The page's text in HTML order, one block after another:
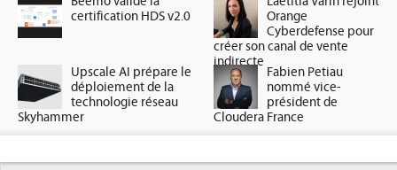
certification HDS v2.0
Orange
Cyberdefense pour
créer son canal de vente
indirecte
Upscale AI prépare le
déploiement de la
technologie réseau
Skyhammer
Fabien Petiau
nommé vice-
président de
Cloudera France